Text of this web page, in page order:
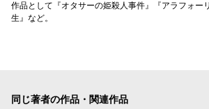
作品として『オタサーの姫殺人事件』『アラフォー
生』など。
同じ著者の作品・関連作品